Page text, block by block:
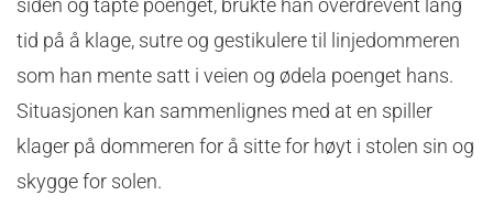
siden og tapte poenget, brukte han overdrevent lang
tid på å klage, sutre og gestikulere til linjedommeren
som han mente satt i veien og ødela poenget hans.
Situasjonen kan sammenlignes med at en spiller
klager på dommeren for å sitte for høyt i stolen sin og
skygge for solen.